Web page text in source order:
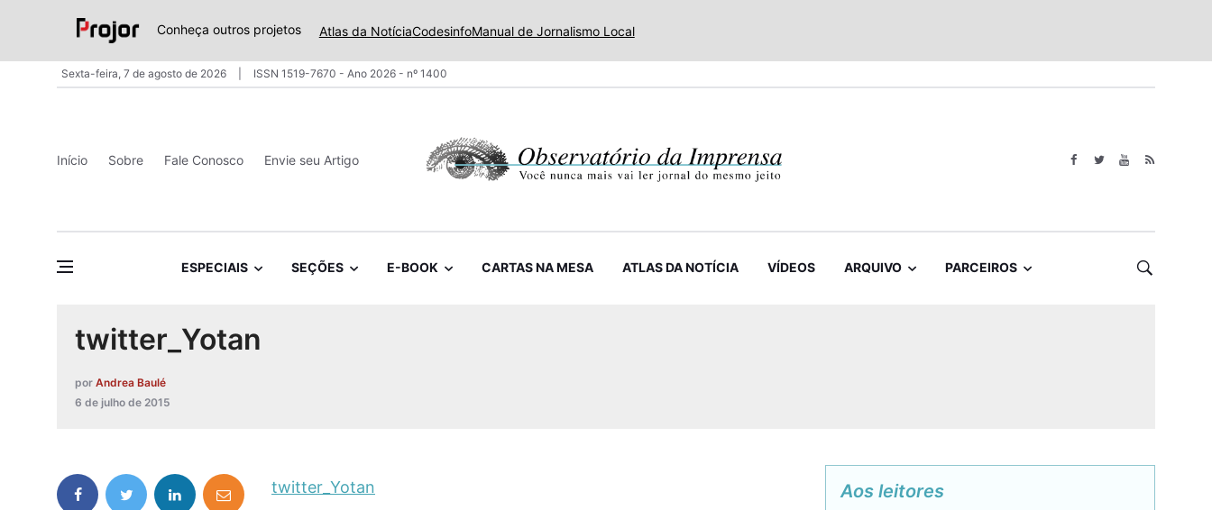
Conheça outros projetos Atlas da NotíciaCodesinfoManual de Jornalismo Local
Sexta-feira, 7 de agosto de 2026 ISSN 1519-7670 - Ano 2026 - nº 1400
Início Sobre Fale Conosco Envie seu Artigo
ESPECIAIS SEÇÕES E-BOOK CARTAS NA MESA ATLAS DA NOTÍCIA VÍDEOS ARQUIVO PARCEIROS
twitter_Yotan
por Andrea Baulé
6 de julho de 2015
twitter_Yotan Aos leitores